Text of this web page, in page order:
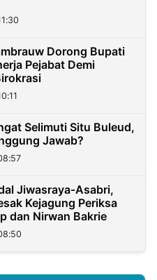
Dorong Bupati
Pejabat Demi
Selimuti Situ Buleud,
Jawab?
Jiwasraya-Asabri,
Kejagung Periksa
dan Nirwan Bakrie